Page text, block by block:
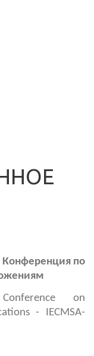
Конференция по
on
- IECMSA-